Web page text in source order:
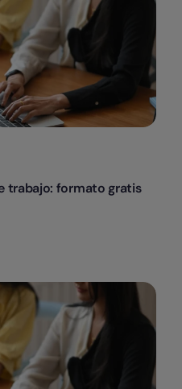
trabajo: formato gratis